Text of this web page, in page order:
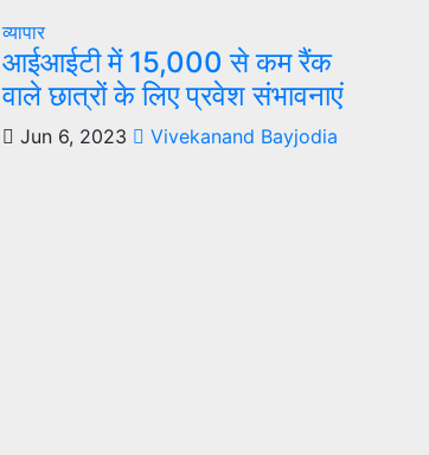
व्यापार
आईआईटी में 15,000 से कम रैंक
वाले छात्रों के लिए प्रवेश संभावनाएं
Jun 6, 2023 Vivekanand Bayjodia